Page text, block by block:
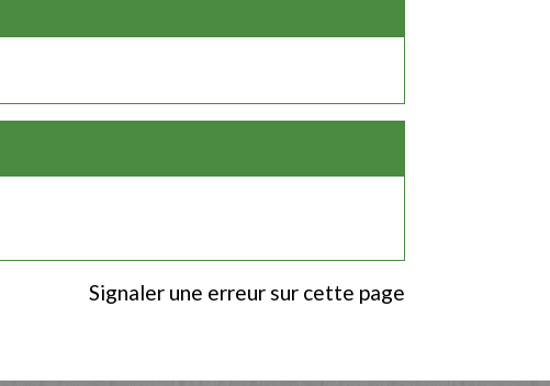
Signaler une erreur sur cette page